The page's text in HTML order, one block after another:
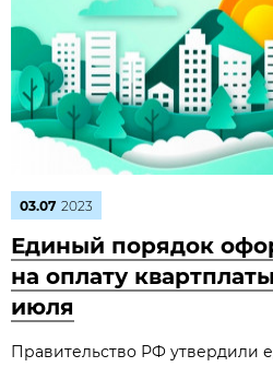
03.07 2023
Единый порядок
на оплату
июля
Правительство РФ утвердили